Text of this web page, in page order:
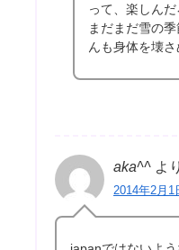
って、楽しんだ
まだまだ雪の
んも身体を壊さ
aka^^ よ
2014年2月1